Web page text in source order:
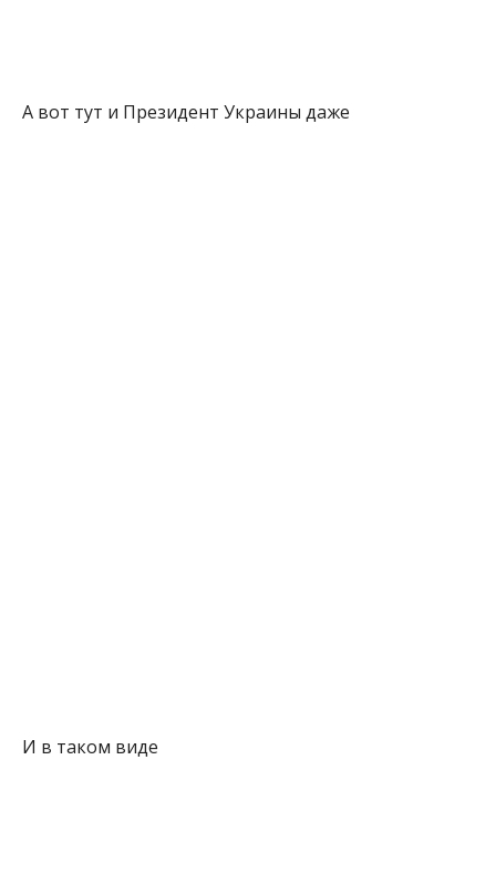
А вот тут и Президент Украины даже
И в таком виде